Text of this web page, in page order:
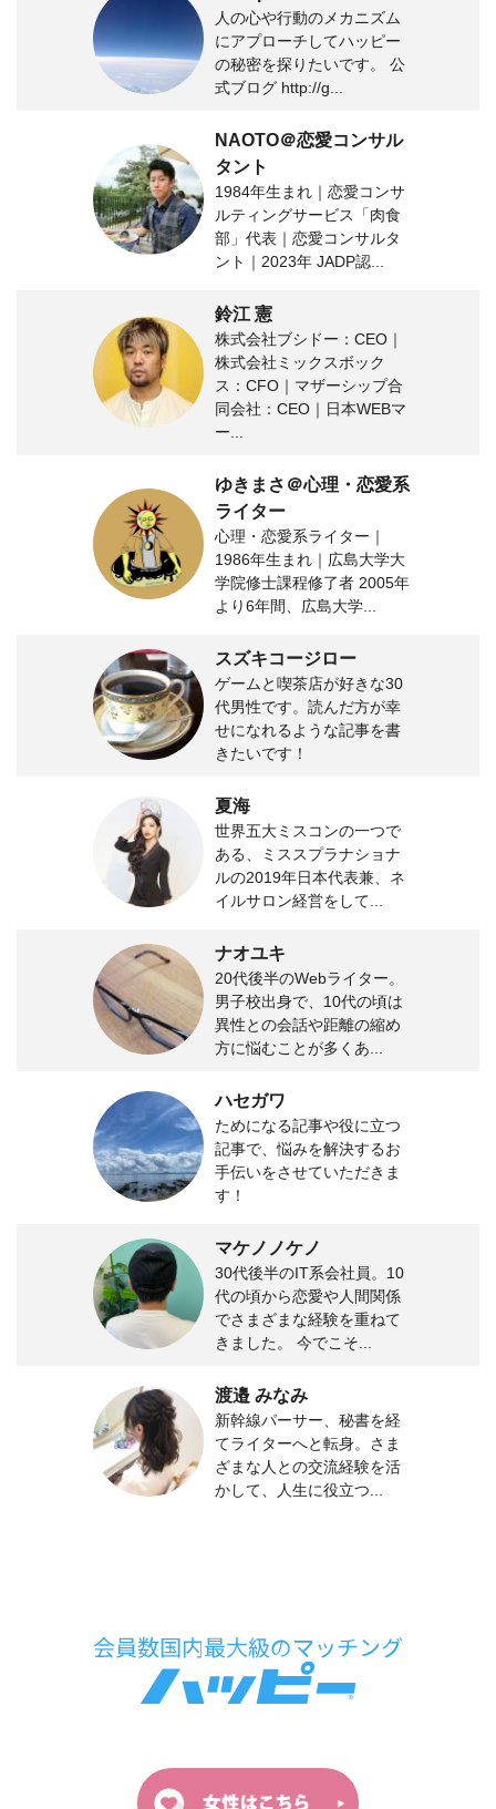
人の心や行動のメカニズム
にアプローチしてハッピー
の秘密を探りたいです。 公
式ブログ http://g...
NAOTO＠恋愛コンサル
タント
1984年生まれ｜恋愛コンサ
ルティングサービス「肉食
部」代表｜恋愛コンサルタ
ント｜2023年 JADP認...
鈴江 憲
株式会社ブシドー：CEO｜
株式会社ミックスボック
ス：CFO｜マザーシップ合
同会社：CEO｜日本WEBマ
ー...
ゆきまさ＠心理・恋愛系
ライター
心理・恋愛系ライター｜
1986年生まれ｜広島大学大
学院修士課程修了者 2005年
より6年間、広島大学...
スズキコージロー
ゲームと喫茶店が好きな30
代男性です。読んだ方が幸
せになれるような記事を書
きたいです！
夏海
世界五大ミスコンの一つで
ある、ミススプラナショナ
ルの2019年日本代表兼、ネ
イルサロン経営をして...
ナオユキ
20代後半のWebライター。
男子校出身で、10代の頃は
異性との会話や距離の縮め
方に悩むことが多くあ...
ハセガワ
ためになる記事や役に立つ
記事で、悩みを解決するお
手伝いをさせていただきま
す！
マケノノケノ
30代後半のIT系会社員。10
代の頃から恋愛や人間関係
でさまざまな経験を重ねて
きました。 今でこそ...
渡邉 みなみ
新幹線パーサー、秘書を経
てライターへと転身。さま
ざまな人との交流経験を活
かして、人生に役立つ...